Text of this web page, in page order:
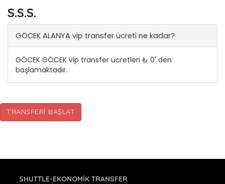
S.S.S.
GÖCEK ALANYA vip transfer ücreti ne kadar?
GÖCEK GÖCEK vip transfer ücretleri ₺ 0' den
başlamaktadır.
TRANSFERI BAŞLAT
SHUTTLE-EKONOMIK TRANSFER